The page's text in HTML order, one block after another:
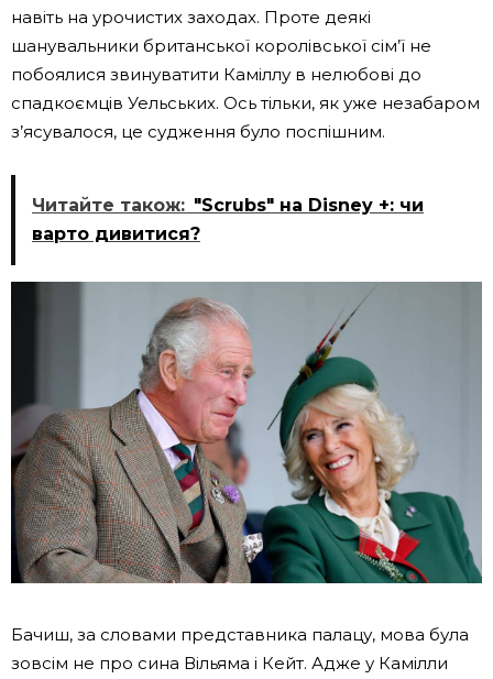
навіть на урочистих заходах. Проте деякі
шанувальники британської королівської сім’ї не
побоялися звинуватити Каміллу в нелюбові до
спадкоємців Уельських. Ось тільки, як уже незабаром
з’ясувалося, це судження було поспішним.
Читайте також: "Scrubs" на Disney +: чи
варто дивитися?
Бачиш, за словами представника палацу, мова була
зовсім не про сина Вільяма і Кейт. Адже у Камілли